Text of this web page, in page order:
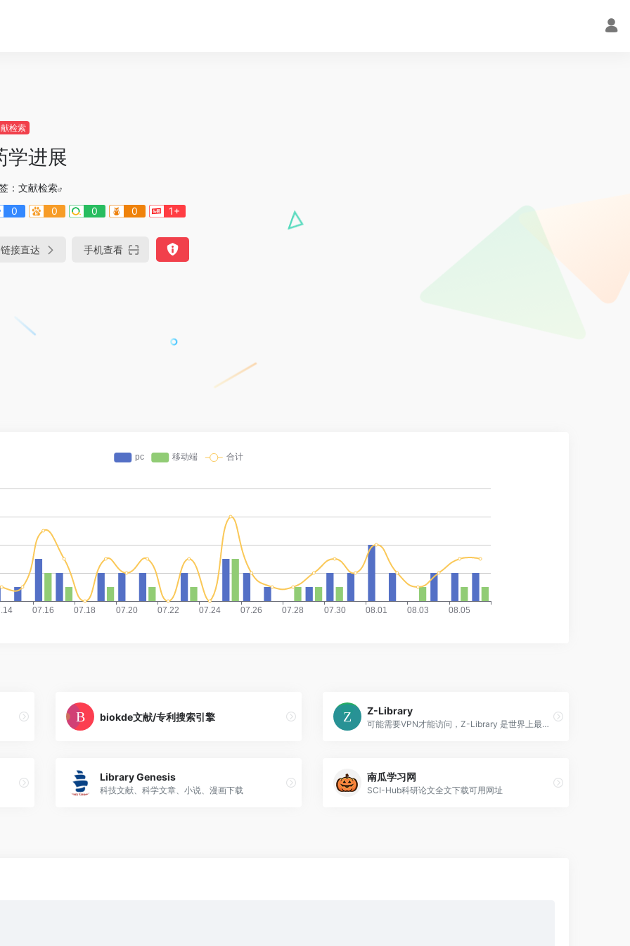
检索
学进展
： 文献检索
0
0 0 0 1+
链接直达 手机查看
biokde文献/专利搜索引擎
Z-Library
可能需要VPN才能访问，Z-Library 是世界上最大的在线图书馆之一，它拥有超过6,640,000的书籍和80,760,000的文章。我们的目标是让每个人都能获得文学作品 今天& #40;March, 15th& #41;，我们又发起了一个募捐活动，以支持和发展这个项目.
Library Genesis
科技文献、科学文章、小说、漫画下载
南瓜学习网
SCI-Hub科研论文全文下载可用网址